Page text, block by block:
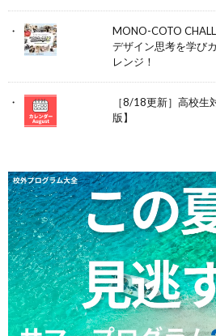
MONO-COTO
デザイン思考を学び
レンジ！
［8/18更新］高校生
版】